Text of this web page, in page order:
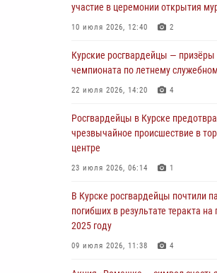
особенностями службы
05 августа 2026, 12:45
Росгвардейцы в Курске проверили
ЧОП в детских оздоровительных
05 августа 2026, 09:51
При содействии спецназа
Курске пресечена попытка сбыта
партии наркотиков
04 августа 2026, 12:52
За прошедшую неделю
Курской области проверили 85
оружия
04 августа 2026, 07:00
участие в церемонии открытия
10 июля 2026, 12:40 2
Курские росгвардейцы — призёры
чемпионата по летнему
22 июля 2026, 14:20 4
Росгвардейцы в Курске
чрезвычайное происшествие в
центре
23 июля 2026, 06:14 1
В Курске росгвардейцы почтили
погибших в результате теракта
2025 году
09 июля 2026, 11:38 4